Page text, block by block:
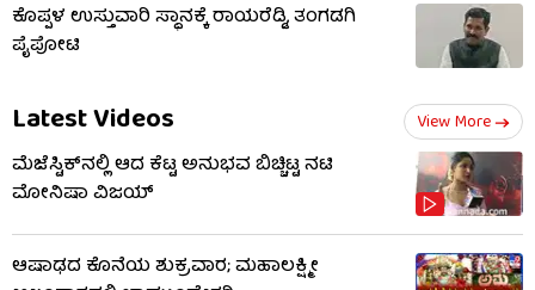
ಕೊಪ್ಪಳ ಉಸ್ತುವಾರಿ ಸ್ಥಾನಕ್ಕೆ ರಾಯರೆಡ್ಡಿ, ತಂಗಡಗಿ
ಪೈಪೋಟಿ
Latest Videos View More
ಮೆಜೆಸ್ಟಿಕ್​​ನಲ್ಲಿ ಆದ ಕೆಟ್ಟ ಅನುಭವ ಬಿಚ್ಚಿಟ್ಟ ನಟಿ
ಮೋನಿಷಾ ವಿಜಯ್
ಆಷಾಢದ ಕೊನೆಯ ಶುಕ್ರವಾರ; ಮಹಾಲಕ್ಷ್ಮೀ